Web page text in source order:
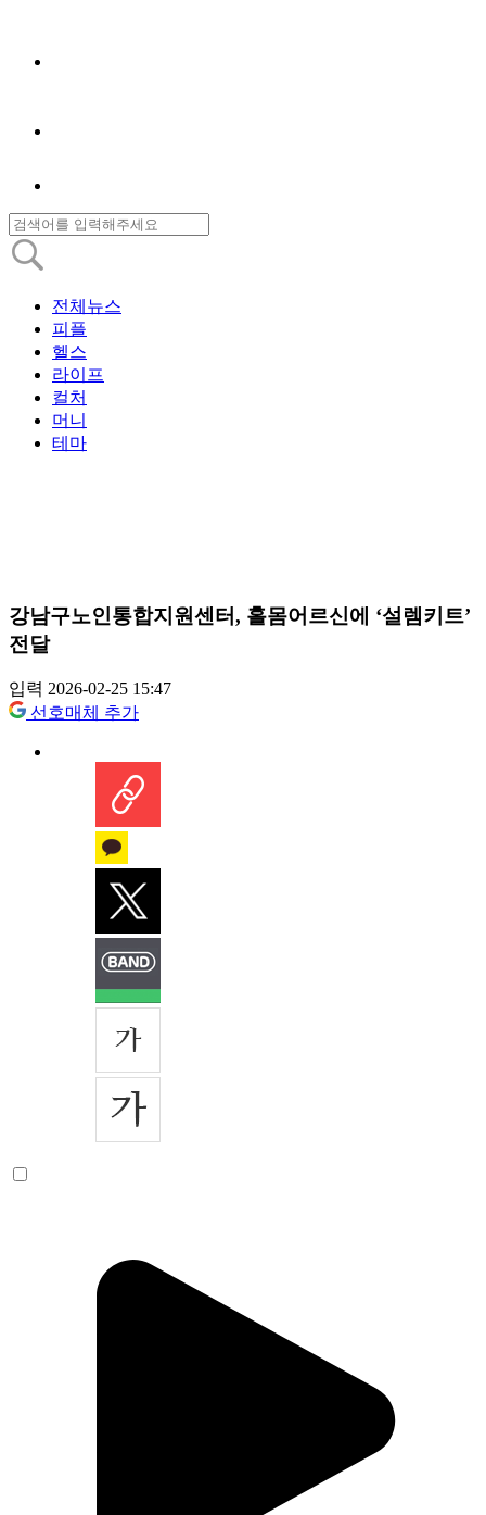
전체뉴스
피플
헬스
라이프
컬처
머니
테마
강남구노인통합지원센터, 홀몸어르신에 ‘설렘키트’
전달
입력 2026-02-25 15:47
선호매체 추가